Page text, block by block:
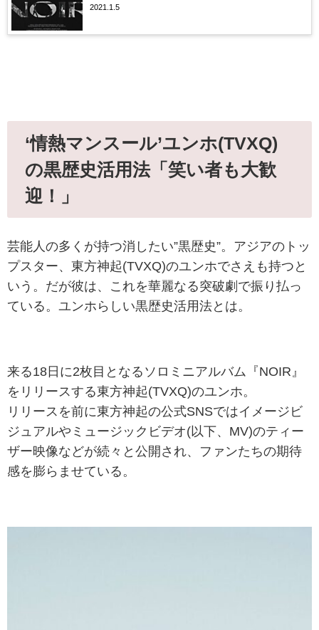
2021.1.5
‘情熱マンスール’ユンホ(TVXQ)
の黒歴史活用法「笑い者も大歓
迎！」
芸能人の多くが持つ消したい”黒歴史”。アジアのトッ
プスター、東方神起(TVXQ)のユンホでさえも持つと
いう。だが彼は、これを華麗なる突破劇で振り払っ
ている。ユンホらしい黒歴史活用法とは。
来る18日に2枚目となるソロミニアルバム『NOIR』
をリリースする東方神起(TVXQ)のユンホ。
リリースを前に東方神起の公式SNSではイメージビ
ジュアルやミュージックビデオ(以下、MV)のティー
ザー映像などが続々と公開され、ファンたちの期待
感を膨らませている。